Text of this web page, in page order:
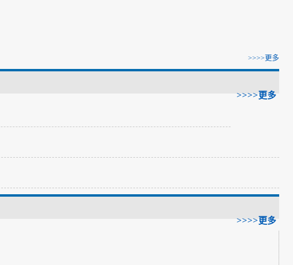
>>>>更多
>>>>更多
>>>>更多